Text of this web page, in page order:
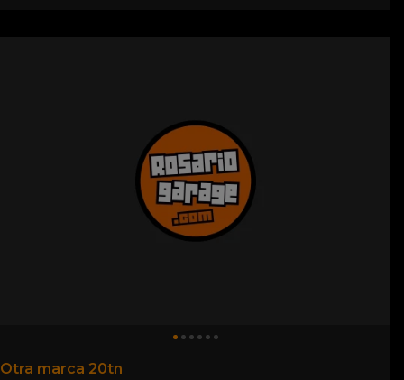
Otra marca 20tn